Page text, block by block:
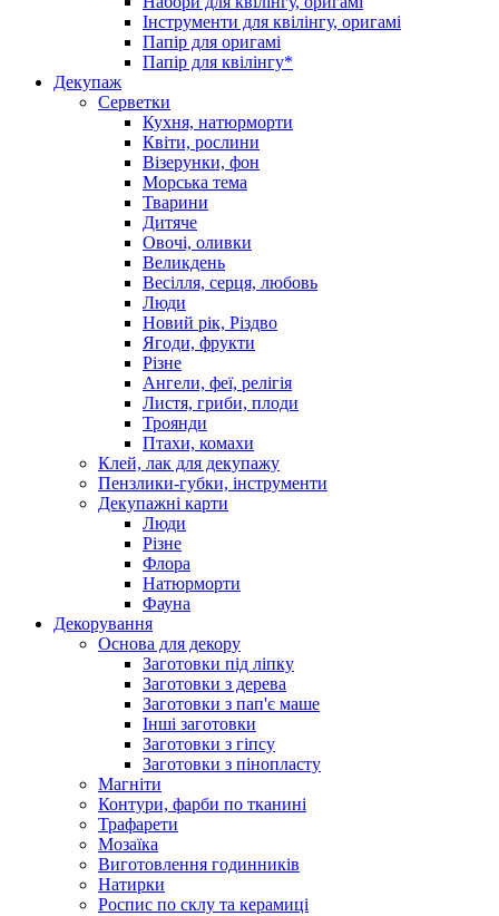
Інструменти для квілінгу, оригамі
Папір для оригамі
Папір для квілінгу*
Декупаж
Серветки
Кухня, натюрморти
Квіти, рослини
Візерунки, фон
Морська тема
Тварини
Дитяче
Овочі, оливки
Великдень
Весілля, серця, любовь
Люди
Новий рік, Різдво
Ягоди, фрукти
Різне
Ангели, феї, релігія
Листя, гриби, плоди
Троянди
Птахи, комахи
Клей, лак для декупажу
Пензлики-губки, інструменти
Декупажні карти
Люди
Різне
Флора
Натюрморти
Фауна
Декорування
Основа для декору
Заготовки під ліпку
Заготовки з дерева
Заготовки з пап'є маше
Інші заготовки
Заготовки з гіпсу
Заготовки з пінопласту
Магніти
Контури, фарби по тканині
Трафарети
Мозаїка
Виготовлення годинників
Натирки
Роспис по склу та керамиці